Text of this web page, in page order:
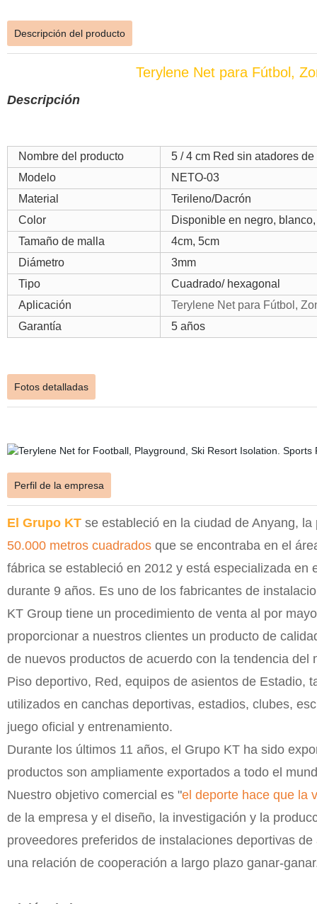
Descripción del producto
Terylene Net para Fútbol,
Descripción
Nombre del producto
5 / 4 cm Red sin atadores de
Modelo
NETO-03
Material
Terileno/Dacrón
Color
Disponible en negro,
Tamaño de malla
4cm, 5cm
Diámetro
3mm
Tipo
Cuadrado/ hexagonal
Aplicación
Terylene Net para Fútbol,
Garantía
5 años
Fotos detalladas
Perfil de la empresa
El Grupo KTse estableció en la ciudad de Anyang,
50.000 metros cuadradosque se encontraba en el
fábrica se estableció en 2012 y está especializada
durante 9 años. Es uno de los fabricantes de
KT Group tiene un procedimiento de venta al por
proporcionar a nuestros clientes un producto de
de nuevos productos de acuerdo con la tendencia
Piso deportivo, Red, equipos de asientos de Estadio,
utilizados en canchas deportivas, estadios, clubes,
juego oficial y entrenamiento.
Durante los últimos 11 años, el Grupo KT ha sido
productos son ampliamente exportados a todo el
Nuestro objetivo comercial es "el deporte hace que la
de la empresa y el diseño, la investigación y la
proveedores preferidos de instalaciones deportivas
una relación de cooperación a largo plazo ganar-